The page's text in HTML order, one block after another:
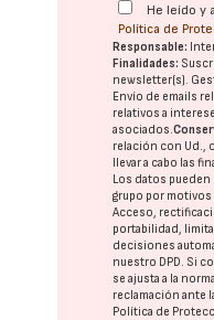
He leído y
Política de
Responsable:
Finalidades:
newsletter(s).
Envío de emails
relativos a
asociados.
relación con Ud.,
llevar a cabo las
Los datos pueden
grupo por
Acceso,
portabilidad,
decisiones
nuestro DPD. Si
se ajusta a la
reclamación ante
Política de